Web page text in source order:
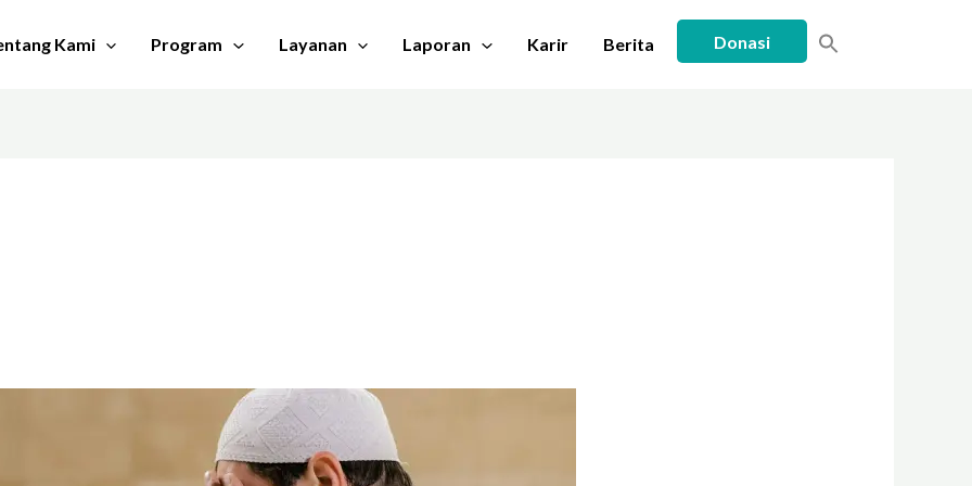
Kami Program Layanan Laporan Karir Berita Donasi